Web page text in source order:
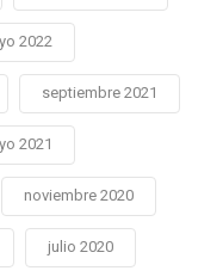
2022
septiembre 2021
2021
noviembre 2020
julio 2020